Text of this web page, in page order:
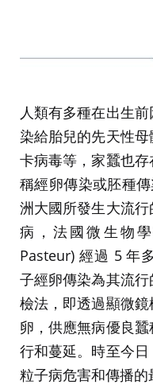
人類有多種在出生
染給胎兒的先天性
卡病毒等，家蠶也
稱經卵傳染或胚種
洲大國所發生大流
病，法國微生物
Pasteur) 經過 5 年
子經卵傳染為其流
檢法，即透過顯微
卵，供應無病優良
行和蔓延。時至今
粒子病危害和傳播的